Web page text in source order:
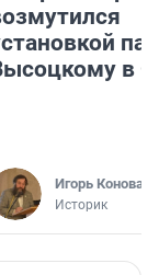
в
Игорь
Историк